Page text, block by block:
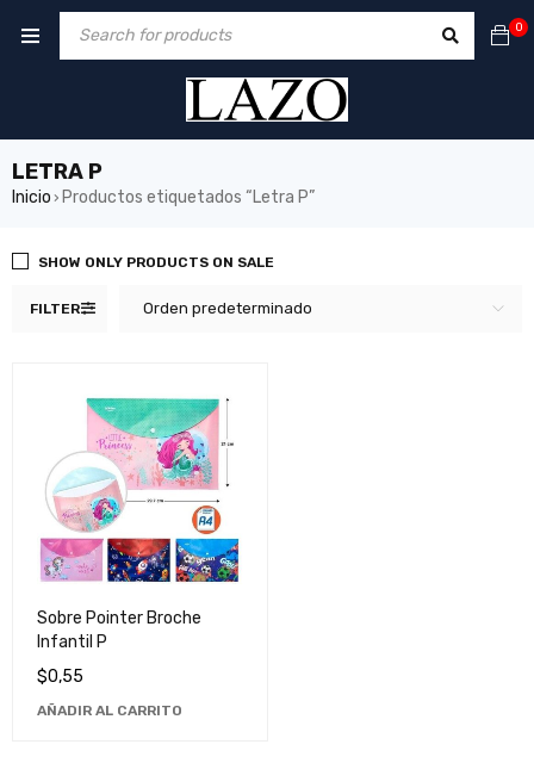
0
LETRA P
Inicio › Productos etiquetados “Letra P”
FILTER Orden predeterminado
SHOW ONLY PRODUCTS ON SALE
Sobre Pointer Broche
Infantil P
$0,55
AÑADIR AL CARRITO